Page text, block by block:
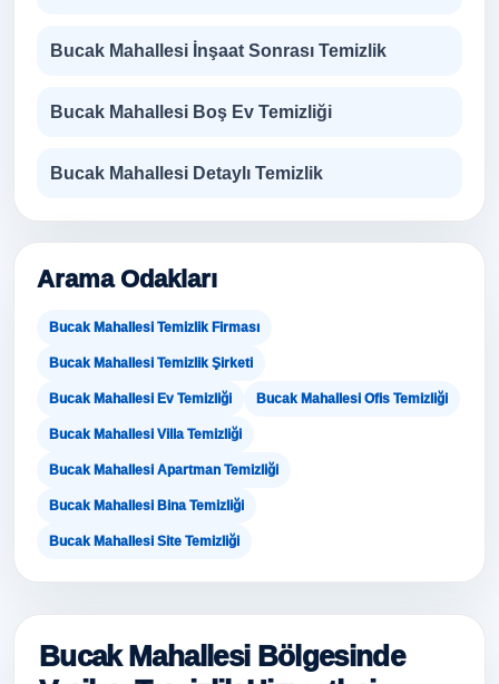
Bucak Mahallesi İnşaat Sonrası Temizlik
Bucak Mahallesi Boş Ev Temizliği
Bucak Mahallesi Detaylı Temizlik
Arama Odakları
Bucak Mahallesi Temizlik Firması
Bucak Mahallesi Temizlik Şirketi
Bucak Mahallesi Ev Temizliği Bucak Mahallesi Ofis Temizliği
Bucak Mahallesi Villa Temizliği
Bucak Mahallesi Apartman Temizliği
Bucak Mahallesi Bina Temizliği
Bucak Mahallesi Site Temizliği
Bucak Mahallesi Bölgesinde